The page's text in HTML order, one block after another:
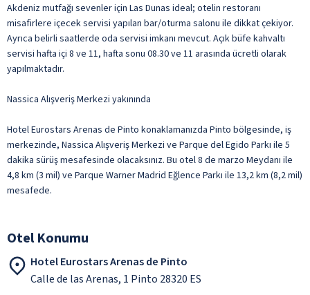
Akdeniz mutfağı sevenler için Las Dunas ideal; otelin restoranı
misafirlere içecek servisi yapılan bar/oturma salonu ile dikkat çekiyor.
Ayrıca belirli saatlerde oda servisi imkanı mevcut. Açık büfe kahvaltı
servisi hafta içi 8 ve 11, hafta sonu 08.30 ve 11 arasında ücretli olarak
yapılmaktadır.
Nassica Alışveriş Merkezi yakınında
Hotel Eurostars Arenas de Pinto konaklamanızda Pinto bölgesinde, iş
merkezinde, Nassica Alışveriş Merkezi ve Parque del Egido Parkı ile 5
dakika sürüş mesafesinde olacaksınız. Bu otel 8 de marzo Meydanı ile
4,8 km (3 mil) ve Parque Warner Madrid Eğlence Parkı ile 13,2 km (8,2 mil)
mesafede.
Otel Konumu
Hotel Eurostars Arenas de Pinto
Calle de las Arenas, 1 Pinto 28320 ES